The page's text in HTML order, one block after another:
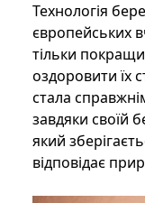
Технологія
європейських
тільки
оздоровити їх
стала
завдяки своїй
який
відповідає